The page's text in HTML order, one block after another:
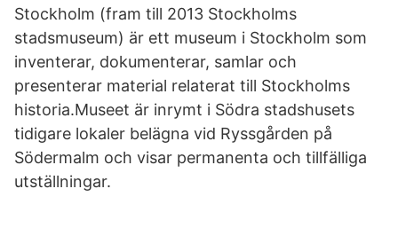
Stockholm (fram till 2013 Stockholms
stadsmuseum) är ett museum i Stockholm som
inventerar, dokumenterar, samlar och
presenterar material relaterat till Stockholms
historia.Museet är inrymt i Södra stadshusets
tidigare lokaler belägna vid Ryssgården på
Södermalm och visar permanenta och tillfälliga
utställningar.